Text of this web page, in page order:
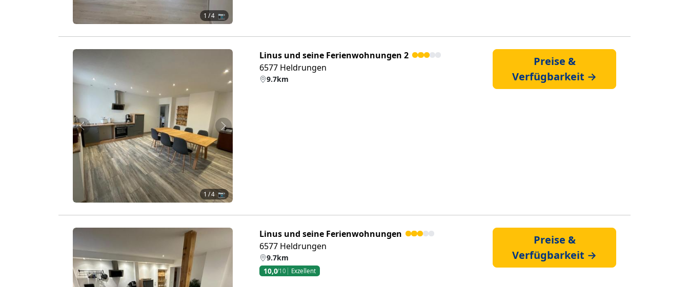
1 / 4 📷
Zurück Weiter
1 / 4 📷
Linus und seine Ferienwohnungen 2
6577 Heldrungen
9.7km
Preise &
Verfügbarkeit →
Linus und seine Ferienwohnungen
6577 Heldrungen
9.7km
10,0/10 Exzellent
Preise &
Verfügbarkeit →